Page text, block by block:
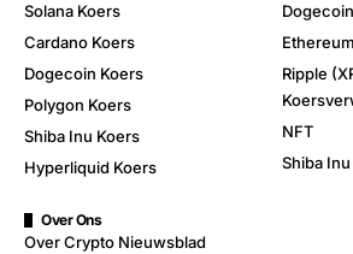
Solana Koers
Cardano Koers
Dogecoin Koers
Polygon Koers
Shiba Inu Koers
Hyperliquid Koers
Dogecoin
Ethereum
Ripple
NFT
Shiba Inu
Over Ons
Over Crypto Nieuwsblad